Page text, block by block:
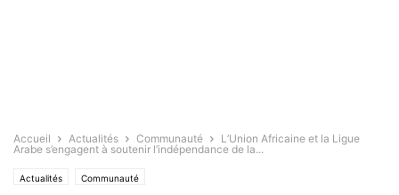
Accueil Actualités Communauté
L’Union Africaine et la Ligue
Arabe s’engagent à soutenir l’indépendance de la...
Actualités Communauté